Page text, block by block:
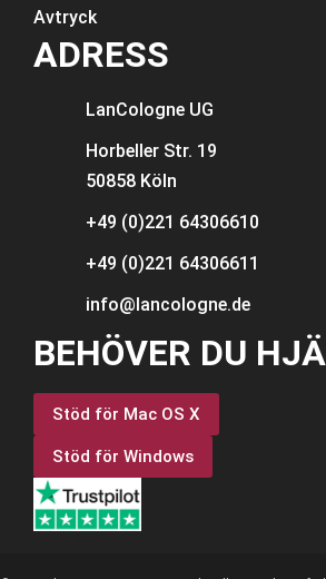
Avtryck
ADRESS
LanCologne UG
Horbeller Str. 19
50858 Köln
+49 (0)221 64306610
+49 (0)221 64306611
info@lancologne.de
BEHÖVER DU
Stöd för Mac OS X
Stöd för Windows